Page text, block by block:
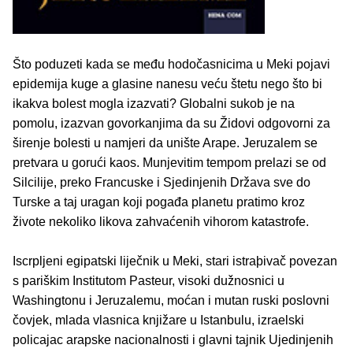
Što poduzeti kada se među hodočasnicima u Meki pojavi
epidemija kuge a glasine nanesu veću štetu nego što bi
ikakva bolest mogla izazvati? Globalni sukob je na
pomolu, izazvan govorkanjima da su Židovi odgovorni za
širenje bolesti u namjeri da unište Arape. Jeruzalem se
pretvara u gorući kaos. Munjevitim tempom prelazi se od
Silcilije, preko Francuske i Sjedinjenih Država sve do
Turske a taj uragan koji pogađa planetu pratimo kroz
živote nekoliko likova zahvaćenih vihorom katastrofe.
Iscrpljeni egipatski liječnik u Meki, stari istraþivač povezan
s pariškim Institutom Pasteur, visoki dužnosnici u
Washingtonu i Jeruzalemu, moćan i mutan ruski poslovni
čovjek, mlada vlasnica knjižare u Istanbulu, izraelski
policajac arapske nacionalnosti i glavni tajnik Ujedinjenih